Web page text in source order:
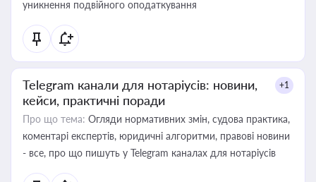
уникнення подвійного оподаткування
Telegram канали для нотаріусів: новини,
кейси, практичні поради
+1
Про що тема: Огляди нормативних змін, судова практика,
коментарі експертів, юридичні алгоритми, правові новини
- все, про що пишуть у Telegram каналах для нотаріусів